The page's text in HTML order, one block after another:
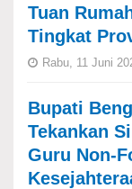
Tuan
Tingkat
Rabu, 11 Juni
Bupati
Tekankan
Guru Non-